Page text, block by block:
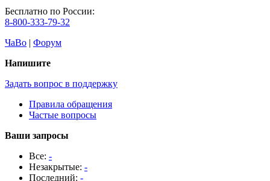
Бесплатно по России:
8-800-333-79-32
ЧаВо | Форум
Напишите
Задать вопрос в поддержку
Правила обращения
Частые вопросы
Ваши запросы
Все: -
Незакрытые: -
Последний: -